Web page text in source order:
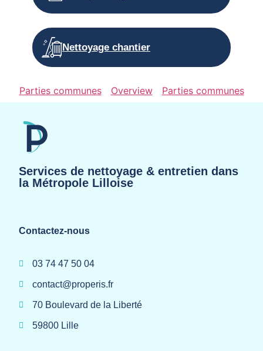
Nettoyage chantier
Parties communes Overview Parties communes
Services de nettoyage & entretien dans
la Métropole Lilloise
Contactez-nous
03 74 47 50 04
contact@properis.fr
70 Boulevard de la Liberté
59800 Lille